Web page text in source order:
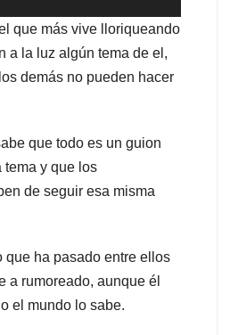
que más vive lloriqueando
a la luz algún tema de el,
demás no pueden hacer
que todo es un guion
tema y que los
de seguir esa misma
que ha pasado entre ellos
a rumoreado, aunque él
el mundo lo sabe.